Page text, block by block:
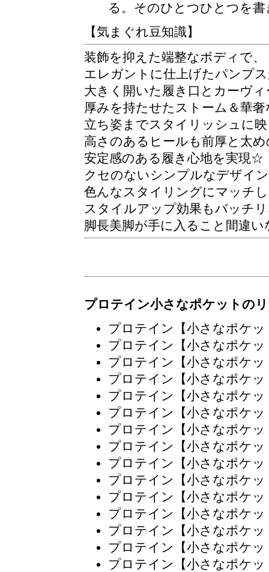
る。そのひとつひとつを
【気まぐれ豆知識】
装飾を抑えた端整なボディで、
エレガントに仕上げたパンプ
大きく開いた履き口とカーヴ
厚みを持たせたストーム＆華
立ち姿までスタイリッシュに
高さのあるヒールも前厚と太
安定感のある履き心地を実現☆
クセのないシンプルなデザイ
色んなスタイリングにマッチ
スタイルアップ効果もバッチ
脚長美脚が手に入ること間違い
プロテイン小さなポケットの
プロテイン【小さなポケ
プロテイン【小さなポケ
プロテイン【小さなポケ
プロテイン【小さなポケ
プロテイン【小さなポケ
プロテイン【小さなポケ
プロテイン【小さなポケ
プロテイン【小さなポケ
プロテイン【小さなポケ
プロテイン【小さなポケ
プロテイン【小さなポケ
プロテイン【小さなポケ
プロテイン【小さなポケ
プロテイン【小さなポケ
プロテイン【小さなポケ